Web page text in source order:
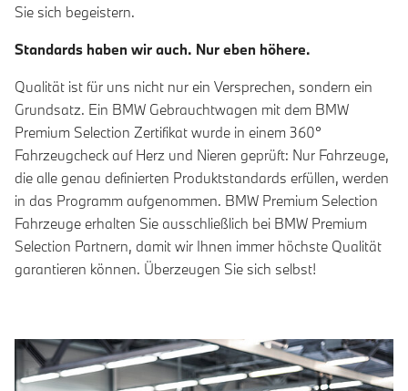
Sie sich begeistern.
Standards haben wir auch. Nur eben höhere.
Qualität ist für uns nicht nur ein Versprechen, sondern ein
Grundsatz. Ein BMW Gebrauchtwagen mit dem BMW
Premium Selection Zertifikat wurde in einem 360°
Fahrzeugcheck auf Herz und Nieren geprüft: Nur Fahrzeuge,
die alle genau definierten Produktstandards erfüllen, werden
in das Programm aufgenommen. BMW Premium Selection
Fahrzeuge erhalten Sie ausschließlich bei BMW Premium
Selection Partnern, damit wir Ihnen immer höchste Qualität
garantieren können. Überzeugen Sie sich selbst!